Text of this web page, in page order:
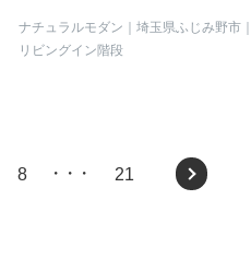
ナチュラルモダン 埼玉県ふじみ野市
リビングイン階段
8 21